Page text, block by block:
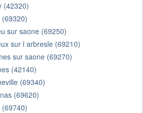
(42320)
sur saone (69250)
sur l arbresle (69210)
sur saone (69270)
(42140)
(69340)
(69620)